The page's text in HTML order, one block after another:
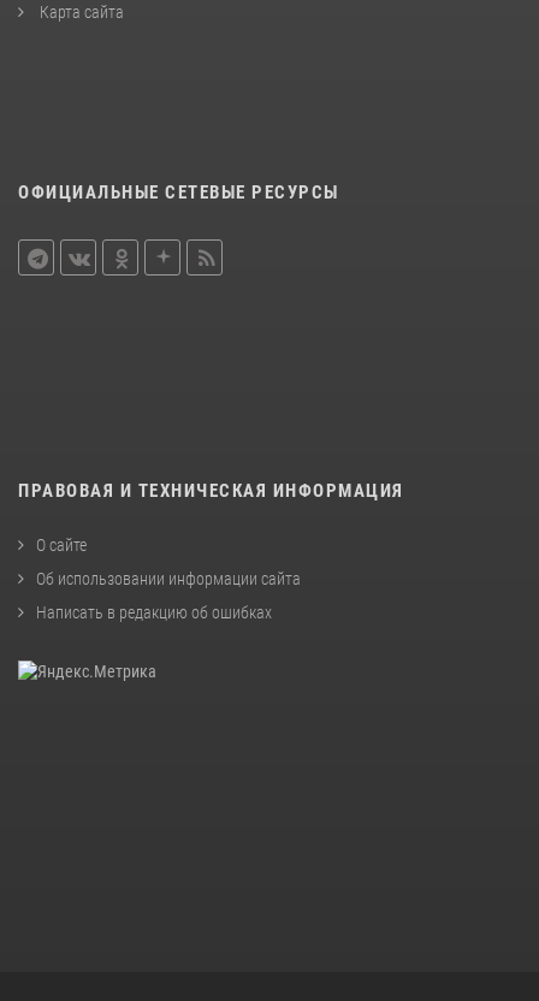
Карта сайта
ОФИЦИАЛЬНЫЕ СЕТЕВЫЕ РЕСУРСЫ
ПРАВОВАЯ И ТЕХНИЧЕСКАЯ ИНФОРМАЦИЯ
О сайте
Об использовании информации сайта
Написать в редакцию об ошибках